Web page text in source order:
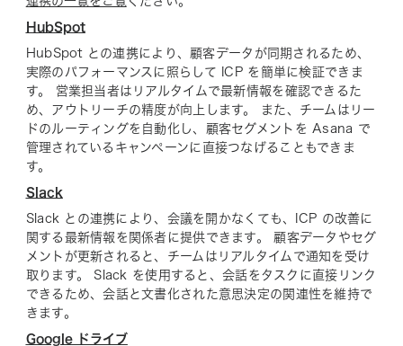
HubSpot
HubSpot との連携により、顧客データが同期されるため、
実際のパフォーマンスに照らして ICP を簡単に検証できま
す。 営業担当者はリアルタイムで最新情報を確認できるた
め、アウトリーチの精度が向上します。 また、チームはリー
ドのルーティングを自動化し、顧客セグメントを Asana で
管理されているキャンペーンに直接つなげることもできま
す。
Slack
Slack との連携により、会議を開かなくても、ICP の改善に
関する最新情報を関係者に提供できます。 顧客データやセグ
メントが更新されると、チームはリアルタイムで通知を受け
取ります。 Slack を使用すると、会話をタスクに直接リンク
できるため、会話と文書化された意思決定の関連性を維持で
きます。
Google ドライブ